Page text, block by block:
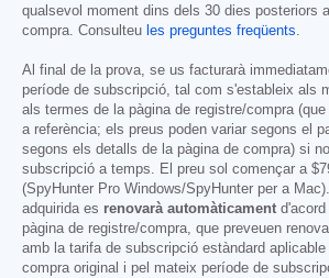
qualsevol moment dins dels 30 dies posteriors
compra. Consulteu les preguntes freqüents
Al final de la prova, se us facturarà
període de subscripció, tal com s'estableix als
als termes de la pàgina de registre/compra
a referència; els preus poden variar segons el
segons els detalls de la pàgina de compra) si
subscripció a temps. El preu sol començar a
(SpyHunter Pro Windows/SpyHunter per a
adquirida es renovarà automàticament
pàgina de registre/compra, que preveuen
amb la tarifa de subscripció estàndard
compra original i pel mateix període de